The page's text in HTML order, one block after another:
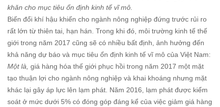
khăn cho mục tiêu ổn định kinh tế vĩ mô.
Biến đổi khí hậu khiến cho ngành nông nghiệp đứng trước rủi ro
rất lớn từ thiên tai, hạn hán. Trong khi đó, môi trường kinh tế thế
giới trong năm 2017 cũng sẽ có nhiều bất định, ảnh hưởng đến
khả năng dự báo và mục tiêu ổn định kinh tế vĩ mô của Việt Nam:
Một là, giá hàng hóa thế giới phục hồi trong năm 2017 một mặt
tạo thuận lợi cho ngành nông nghiệp và khai khoáng nhưng mặt
khác lại gây áp lực lên lạm phát. Năm 2016, lạm phát được kiểm
soát ở mức dưới 5% có đóng góp đáng kể của việc giảm giá hàng